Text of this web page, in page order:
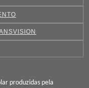
produzidas pela